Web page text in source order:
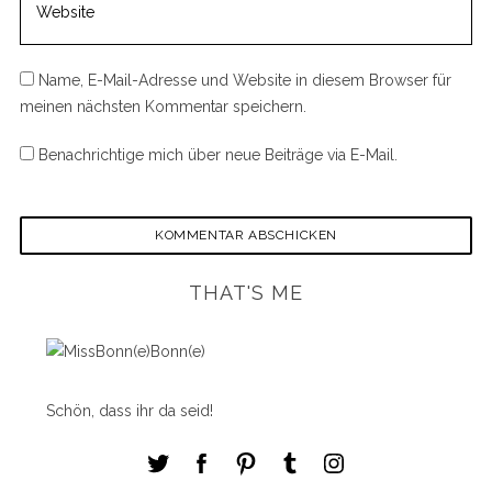
Name, E-Mail-Adresse und Website in diesem Browser für
meinen nächsten Kommentar speichern.
Benachrichtige mich über neue Beiträge via E-Mail.
THAT'S ME
Schön, dass ihr da seid!
: